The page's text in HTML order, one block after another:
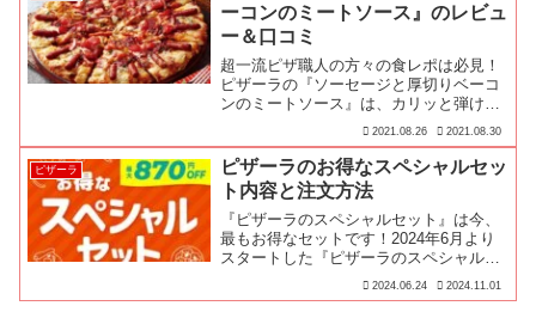
ーコンのミートソース』のレビュ
ー＆口コミ
超一流ピザ職人の方々の食レポは必見！
ピザーラの『ソーセージと厚切りベーコ
ンのミートソース』は、カリッと弾ける
ソーセージに昔ながらの濃厚ミートソー
スがクセになる…
2021.08.26 2021.08.30
ピザーラ
ピザーラのお得なスペシャルセッ
ト内容と注文方法
『ピザーラのスペシャルセット』は今、
最もお得なセットです！2024年6月より
スタートした『ピザーラのスペシャルセ
ット』は、全てのピザ全サイズ対象で最
大870円お得になるセットですので、よ
2024.06.24 2024.11.01